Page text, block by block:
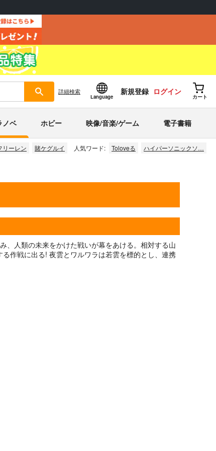
詳細検索
Language
新規登録 ログイン
カート
ノベ ホビー 映像/音楽/ゲーム 電子書籍
リーレン 賭ケグルイ 人気ワード: Toloveる ハイパーソニックソ…
人類の未来をかけた戦いが幕をあける。相対する山
作戦に出る! 夜雲とワルワラは若雲を標的とし、連携